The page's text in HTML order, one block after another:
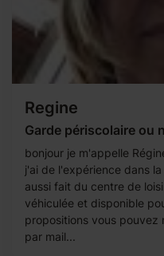
Regine
Garde périscolaire ou
bonjour je m'appelle
j'ai de l'expérience dans
aussi fait du centre de
véhiculée et disponible
propositions vous pouvez
par mail...